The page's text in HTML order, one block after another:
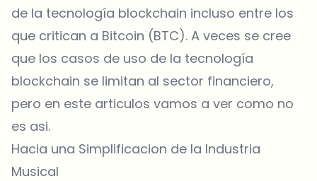
de la tecnología blockchain incluso entre los
que critican a Bitcoin (BTC). A veces se cree
que los casos de uso de la tecnología
blockchain se limitan al sector financiero,
pero en este articulos vamos a ver como no
es asi.
Hacia una Simplificacion de la Industria
Musical